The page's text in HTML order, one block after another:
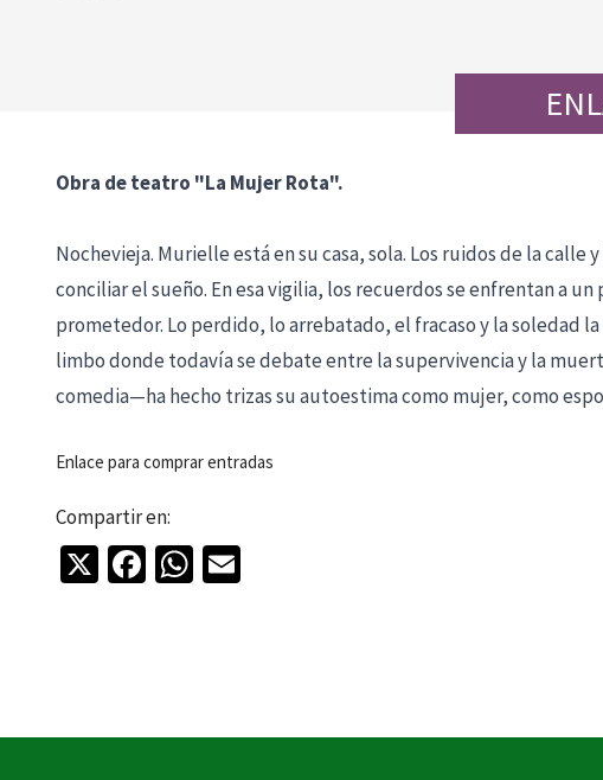
Obra de teatro "La Mujer Rota".
Nochevieja. Murielle está en su casa, sola. Los ruidos de la
conciliar el sueño. En esa vigilia, los recuerdos se enfrentan a
prometedor. Lo perdido, lo arrebatado, el fracaso y la soledad
limbo donde todavía se debate entre la supervivencia y la
comedia—ha hecho trizas su autoestima como mujer, como
Enlace para comprar entradas
Compartir en:
X Facebook
WhatsApp